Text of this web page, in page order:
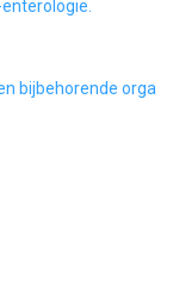
bijbehorende orga